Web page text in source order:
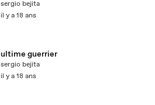
sergio bejita
il y a 18 ans
ultime guerrier
sergio bejita
il y a 18 ans